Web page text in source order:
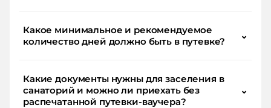
Какое минимальное и рекомендуемое
количество дней должно быть в путевке?
⌄
Какие документы нужны для заселения в
санаторий и можно ли приехать без
распечатанной путевки-ваучера?
⌄